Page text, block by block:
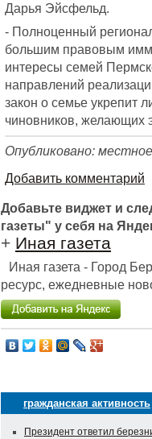
Дарья Эйсфельд.
- Полноценный
большим правовым
интересы семей
направлений
закон о семье укрепит
чиновников, желающих
Опубликовано:
Добавить комментарий
Добавьте виджет и
газеты" у себя на
+ Иная газета
Иная газета - Город
ресурс, ежедневные
гражданская активность
Президент ответил